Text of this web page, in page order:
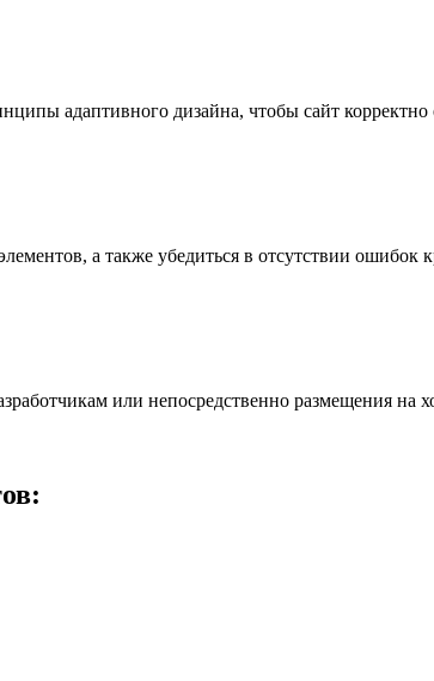
адаптивного дизайна, чтобы сайт
а также убедиться в отсутствии ошибок
или непосредственно размещения на